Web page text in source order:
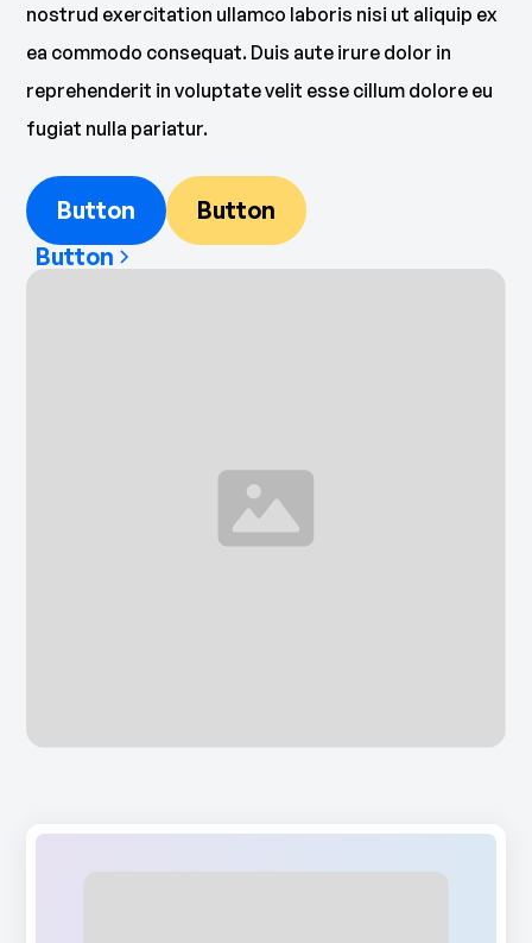
nostrud exercitation ullamco laboris nisi ut aliquip ex
ea commodo consequat. Duis aute irure dolor in
reprehenderit in voluptate velit esse cillum dolore eu
fugiat nulla pariatur.
Button
Button
Button